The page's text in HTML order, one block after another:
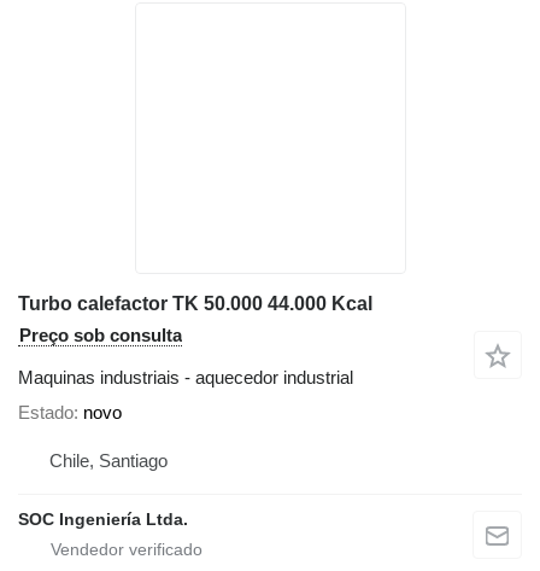
Turbo calefactor TK 50.000 44.000 Kcal
Preço sob consulta
Maquinas industriais - aquecedor industrial
Estado novo
Chile, Santiago
SOC Ingeniería Ltda.